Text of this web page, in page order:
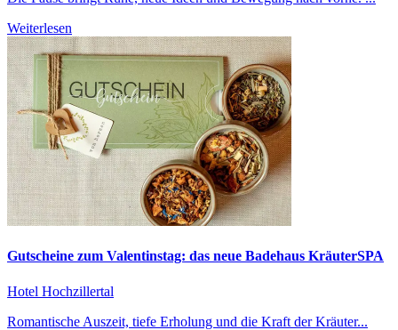
Weiterlesen
Gutscheine zum Valentinstag: das neue Badehaus KräuterSPA
Hotel Hochzillertal
Romantische Auszeit, tiefe Erholung und die Kraft der Kräuter...